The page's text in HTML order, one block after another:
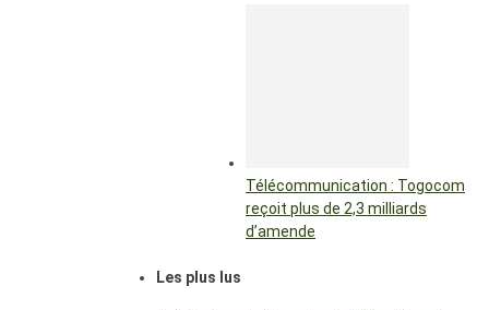
Télécommunication : Togocom
reçoit plus de 2,3 milliards
d’amende
Les plus lus